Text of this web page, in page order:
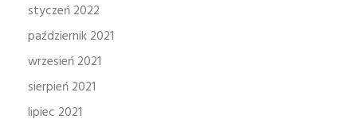
styczeń 2022
październik 2021
wrzesień 2021
sierpień 2021
lipiec 2021